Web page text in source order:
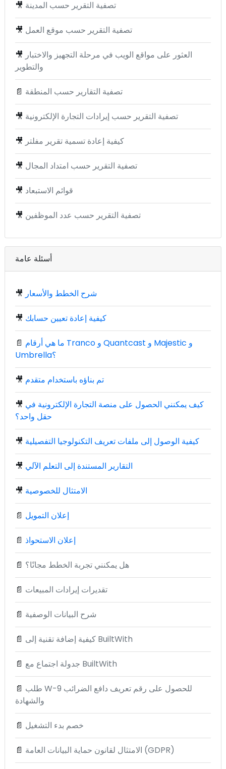
🎥 تصفية التقرير حسب المدينة
🎥 تصفية التقرير حسب موقع العمل
🎥 العثور على مواقع الويب في مرحلة التجهيز والاختبار
والتطوير
📄 تصفية التقارير حسب المنطقة
🎥 تصفية التقرير حسب إيرادات التجارة الإلكترونية
🎥 كيفية إعادة تسمية تقرير مفلتر
🎥 تصفية التقرير حسب امتداد المجال
🎥 قوائم الاستبعاد
🎥 تصفية التقرير حسب عدد الموظفين
أسئلة عامة
🎥 شرح الخطط والأسعار
🎥 كيفية إعادة تعيين حسابك
📄 ما هي أرقام Tranco و Quantcast و Majestic و
Umbrella؟
🎥 تم بناؤه باستخدام متقدم
🎥 كيف يمكنني الحصول على منصة التجارة الإلكترونية في
حقل واحد؟
🎥 كيفية الوصول إلى ملفات تعريف التكنولوجيا التفصيلية
🎥 التقارير المستندة إلى التعلم الآلي
🎥 الامتثال للخصوصية
📄 إعلان التمويل
📄 إعلان الاستحواذ
📄 هل يمكنني تجربة الخطط مجانًا؟
📄 تقديرات إيرادات المبيعات
📄 شرح البيانات الوصفية
📄 كيفية إضافة تقنية إلى BuiltWith
📄 جدولة اجتماع مع BuiltWith
📄 طلب W-9 للحصول على رقم تعريف دافع الضرائب
والشهادة
📄 خصم بدء التشغيل
📄 الامتثال لقانون حماية البيانات العامة (GDPR)